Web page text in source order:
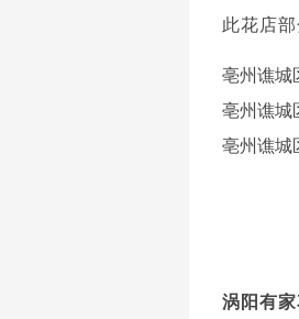
此花店部
亳州谯城
亳州谯城
亳州谯城
涡阳有